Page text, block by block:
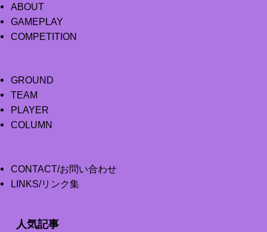
ABOUT
GAMEPLAY
COMPETITION
GROUND
TEAM
PLAYER
COLUMN
CONTACT/お問い合わせ
LINKS/リンク集
人気記事